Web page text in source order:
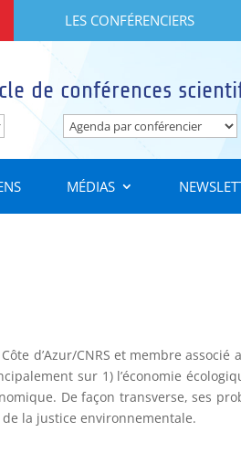
LES CONFÉRENCIERS
de conférences
MÉDIAS
d’Azur/CNRS et membre associé
sur 1) l’économie
De façon transverse, ses
la justice environnementale.